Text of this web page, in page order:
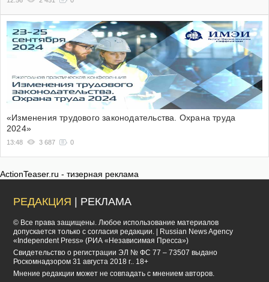
«Изменения трудового законодательства. Охрана труда
2024»
13:48 3 687 0
ActionTeaser.ru - тизерная реклама
РЕДАКЦИЯ | РЕКЛАМА
© Все права защищены. Любое использование материалов
допускается только с согласия редакции. | Russian News Agency
«Independent Press» (РИА «Независимая Пресса»)
Cвидетельство о регистрации ЭЛ № ФС 77 – 73507 выдано
Роскомнадзором 31 августа 2018 г.. 18+
Мнение редакции может не совпадать с мнением авторов.